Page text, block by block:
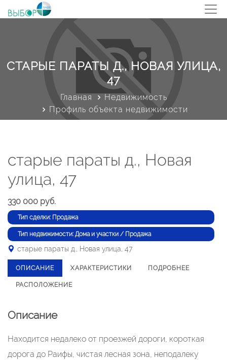
СТАРЫЕ ПАРАТЫ Д., НОВАЯ УЛИЦА,
47
Главная
Недвижимость
Профиль объекта недвижимости
старые параты д., Новая
улица, 47
330 000 руб.
Тип сделки: Продажа
Тип недвижимости: Дома и участки / Продажа
старые параты д., Новая улица, 47
ОПИСАНИЕ ХАРАКТЕРИСТИКИ ПОДРОБНЕЕ
РАСПОЛОЖЕНИЕ
Описание
Находится недалеко от проезжей дороги, короткая
дорога до Раифы, чистая лесная зона, неподалеку